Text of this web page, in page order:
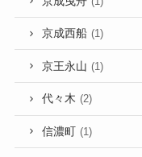
京成西船 (1)
京王永山 (1)
代々木 (2)
信濃町 (1)